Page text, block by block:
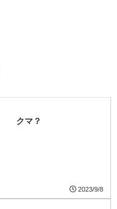
クマ？
2023/9/8